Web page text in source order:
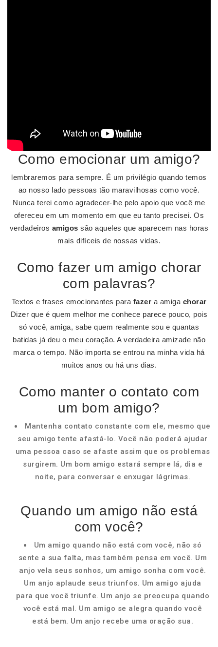
Como emocionar um amigo?
lembraremos para sempre. É um privilégio quando temos
ao nosso lado pessoas tão maravilhosas como você.
Nunca terei como agradecer-lhe pelo apoio que você me
ofereceu em um momento em que eu tanto precisei. Os
verdadeiros amigos são aqueles que aparecem nas horas
mais difíceis de nossas vidas.
Como fazer um amigo chorar
com palavras?
Textos e frases emocionantes para fazer a amiga chorar
Dizer que é quem melhor me conhece parece pouco, pois
só você, amiga, sabe quem realmente sou e quantas
batidas já deu o meu coração. A verdadeira amizade não
marca o tempo. Não importa se entrou na minha vida há
muitos anos ou há uns dias.
Como manter o contato com
um bom amigo?
Mantenha contato constante com ele, mesmo que
seu amigo tente afastá-lo. Você não poderá ajudar
uma pessoa caso se afaste assim que os problemas
surgirem. Um bom amigo estará sempre lá, dia e
noite, para conversar e enxugar lágrimas.
Quando um amigo não está
com você?
Um amigo quando não está com você, não só
sente a sua falta, mas também pensa em você. Um
anjo vela seus sonhos, um amigo sonha com você.
Um anjo aplaude seus triunfos. Um amigo ajuda
para que você triunfe. Um anjo se preocupa quando
você está mal. Um amigo se alegra quando você
está bem. Um anjo recebe uma oração sua.